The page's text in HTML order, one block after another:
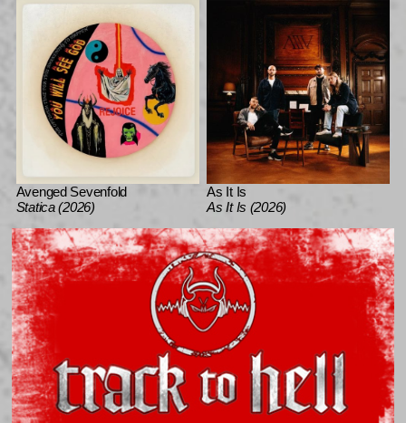
Avenged Sevenfold
Statica (2026)
As It Is
As It Is (2026)